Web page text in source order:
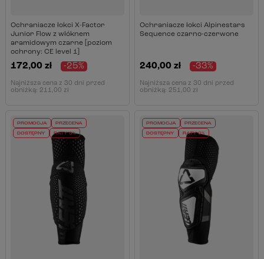
Ochraniacze łokci X-Factor
Junior Flow z włóknem
aramidowym czarne [poziom
ochrony: CE level 1]
172,00 zł -25%
Najniższa cena z 30 dni przed
obniżką: 211,00 zł
Ochraniacze łokci Alpinestars
Sequence czarno-czerwone
240,00 zł -33%
Najniższa cena z 30 dni przed
obniżką: 251,00 zł
PROMOCJA PRZECENA
DOSTĘPNY RATY 0%
PROMOCJA PRZECENA
DOSTĘPNY RATY 0%